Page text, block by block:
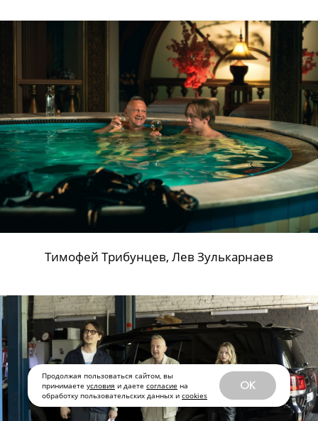
Продолжая пользоваться сайтом, вы
принимаете условия и даете согласие на
обработку пользовательских данных и cookies
OK
возглавил банду
телефонных мошенников в
новом сериале «Мошенник.
История клоуна»
Продолжаются съемки авантюрной драмы
«Мошенник. История клоуна» от создателей
«Детей перемен» и «Внутри Лапенко»